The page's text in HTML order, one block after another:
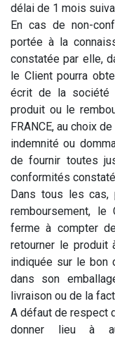
délai de 1 mois
En cas de non-
portée à la
constatée par elle,
le Client pourra
écrit de la société
produit ou le
FRANCE, au choix
indemnité ou
de fournir toutes
conformités
Dans tous les cas,
remboursement, le
ferme à compter
retourner le produit
indiquée sur le bon
dans son
livraison ou de la
A défaut de respect
donner lieu à